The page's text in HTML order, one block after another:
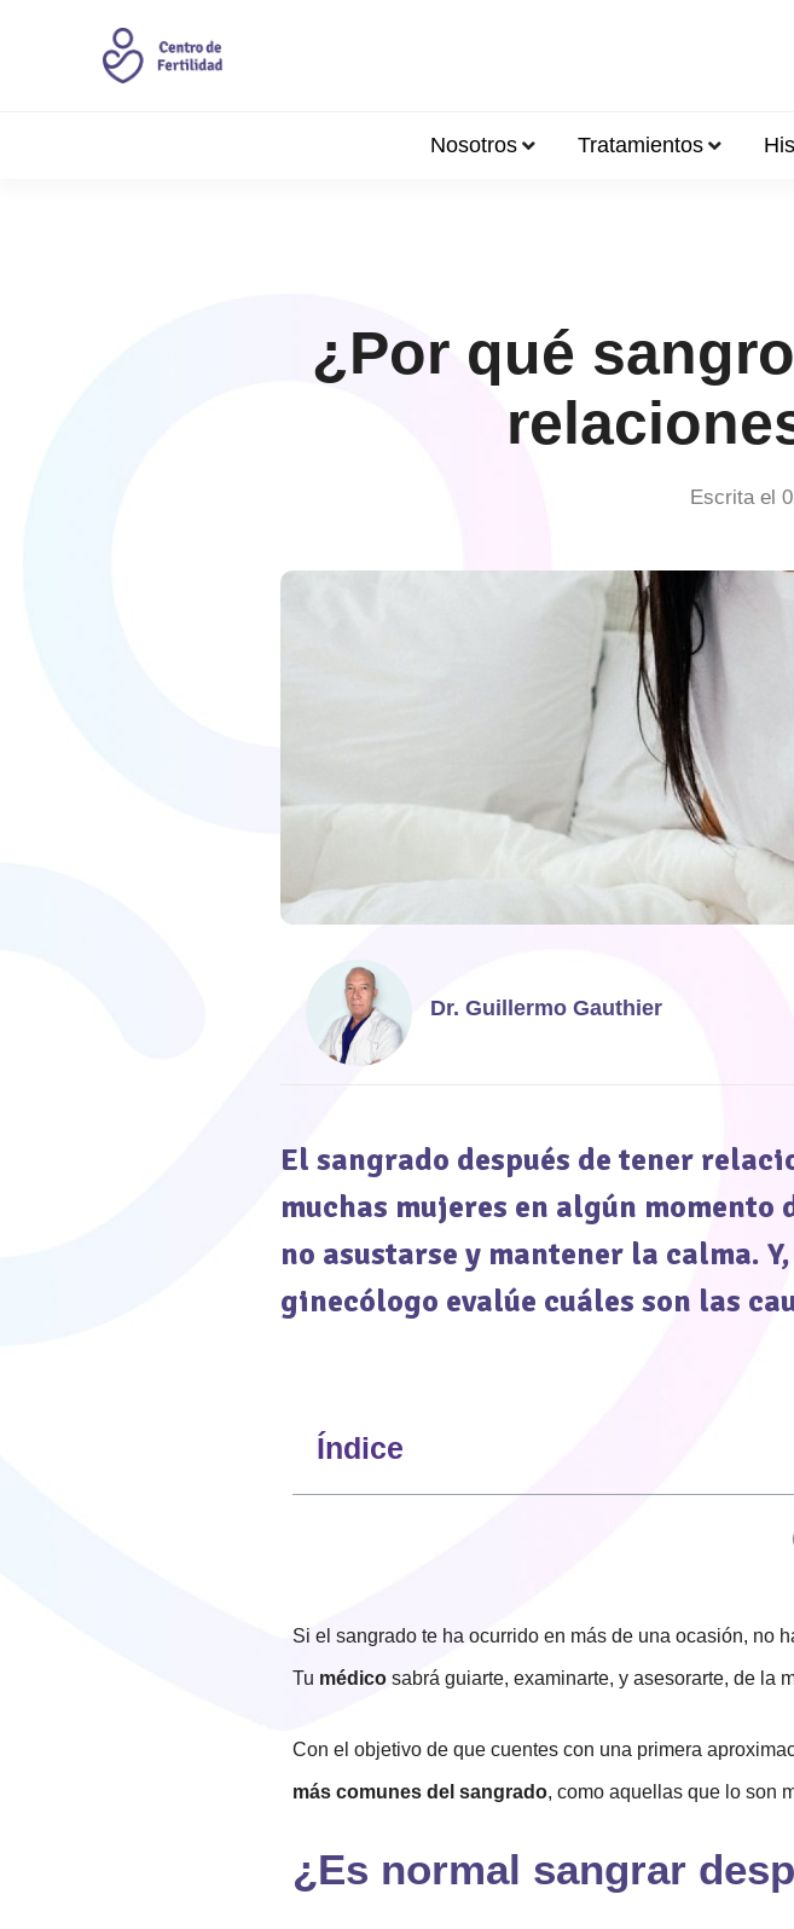
Nosotros Tratamientos
¿Por qué
Escrita el
Dr. Guillermo Gauthier
El sangrado después de tener
muchas mujeres en algún
no asustarse y mantener la calma.
ginecólogo evalúe cuáles son las
Índice
Si el sangrado te ha ocurrido en más de una ocasión, no
Tu médico sabrá guiarte, examinarte, y asesorarte, de la
Con el objetivo de que cuentes con una primera
más comunes del sangrado, como aquellas que lo son
¿Es normal sangrar